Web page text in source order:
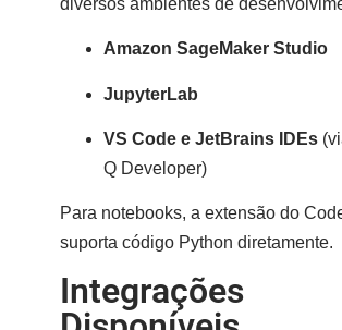
Amazon SageMaker Studio
JupyterLab
VS Code e JetBrains IDEs
Q Developer)
Para notebooks, a extensão do
suporta código Python diretamente.
Integrações